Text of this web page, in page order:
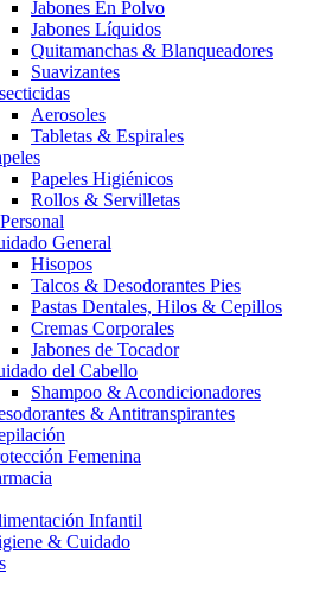
Jabones En Polvo
Jabones Líquidos
Quitamanchas & Blanqueadores
Suavizantes
Aerosoles
Tabletas & Espirales
Papeles Higiénicos
Rollos & Servilletas
General
Hisopos
Talcos & Desodorantes Pies
Pastas Dentales, Hilos & Cepillos
Cremas Corporales
Jabones de Tocador
del Cabello
Shampoo & Acondicionadores
& Antitranspirantes
Femenina
Infantil
& Cuidado